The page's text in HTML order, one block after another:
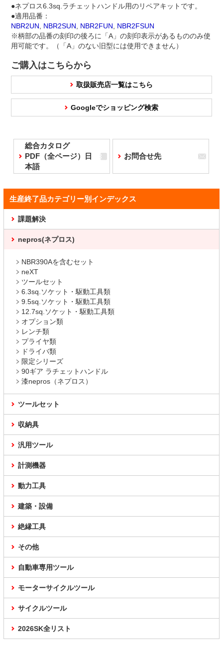
●ネプロス6.3sq.ラチェットハンドル用のリペアキットです。
●適用品番：
NBR2UN, NBR2SUN, NBR2FUN, NBR2FSUN
※柄部の品番の刻印の後ろに「A」の刻印表示があるもののみ使
用可能です。（「A」のない旧型には使用できません）
ご購入はこちらから
取扱販売店一覧はこちら
Googleでショッピング検索
総合カタログ
PDF（全ページ）日
本語
お問合せ先
生産終了品カテゴリー別インデックス
課題解決
nepros(ネプロス)
NBR390Aを含むセット
neXT
ツールセット
6.3sq.ソケット・駆動工具類
9.5sq.ソケット・駆動工具類
12.7sq.ソケット・駆動工具類
オプション類
レンチ類
プライヤ類
ドライバ類
限定シリーズ
90ギア ラチェットハンドル
漆nepros（ネプロス）
ツールセット
収納具
汎用ツール
計測機器
動力工具
建築・設備
絶縁工具
その他
自動車専用ツール
モーターサイクルツール
サイクルツール
2026SK全リスト